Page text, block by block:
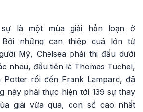
là một mùa giải hỗn loạn ở
Bởi những can thiệp quá lớn từ
Mỹ, Chelsea phải thi đấu dưới
nhau, đầu tiên là Thomas Tuchel,
Potter rồi đến Frank Lampard, đã
này phải thực hiện tới 139 sự thay
giải vừa qua, con số cao nhất